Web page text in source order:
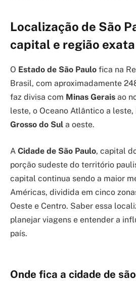
Localização de São
capital e região
O Estado de São Paulo fica na
Brasil, com aproximadamente
faz divisa com Minas Gerais ao
leste, o Oceano Atlântico a leste,
Grosso do Sul a oeste.
A Cidade de São Paulo, capital
porção sudeste do território
capital continua sendo a maior
Américas, dividida em cinco
Oeste e Centro. Saber essa
planejar viagens e entender a
país.
Onde fica a cidade de